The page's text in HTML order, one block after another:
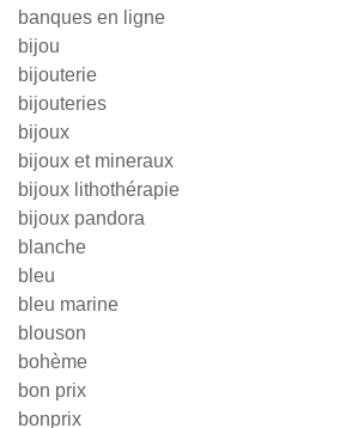
banques en ligne
bijou
bijouterie
bijouteries
bijoux
bijoux et mineraux
bijoux lithothérapie
bijoux pandora
blanche
bleu
bleu marine
blouson
bohème
bon prix
bonprix